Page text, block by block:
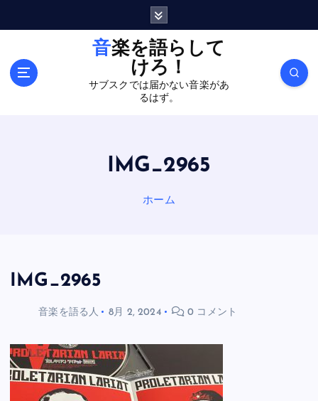
音楽を語らして
けろ！
サブスクでは届かない音楽があ
るはず。
IMG_2965
ホーム
IMG_2965
音楽を語る人 8月 2, 2024 0 コメント